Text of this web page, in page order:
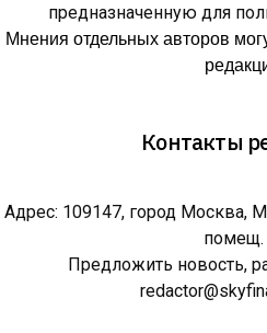
предназначенную для
Мнения отдельных авторов
Контакты
Адрес: 109147, город Москва,
помещ.
Предложить новость,